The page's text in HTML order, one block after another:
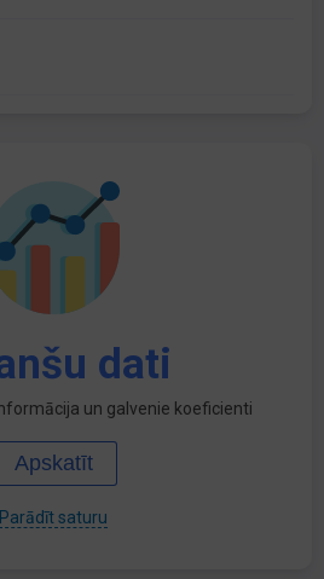
dati
un galvenie koeficienti
Apskatīt
Parādīt saturu